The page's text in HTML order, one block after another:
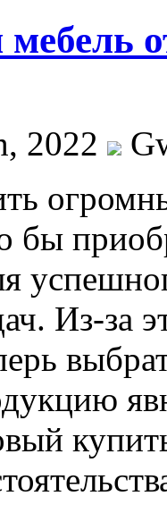
2022
бы
Из-за